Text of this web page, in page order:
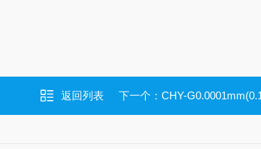
返回列表 下一个： CHY-